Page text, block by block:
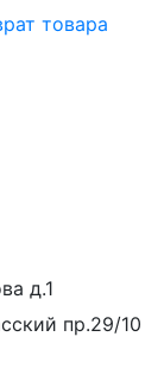
товара
д.1
пр.29/10